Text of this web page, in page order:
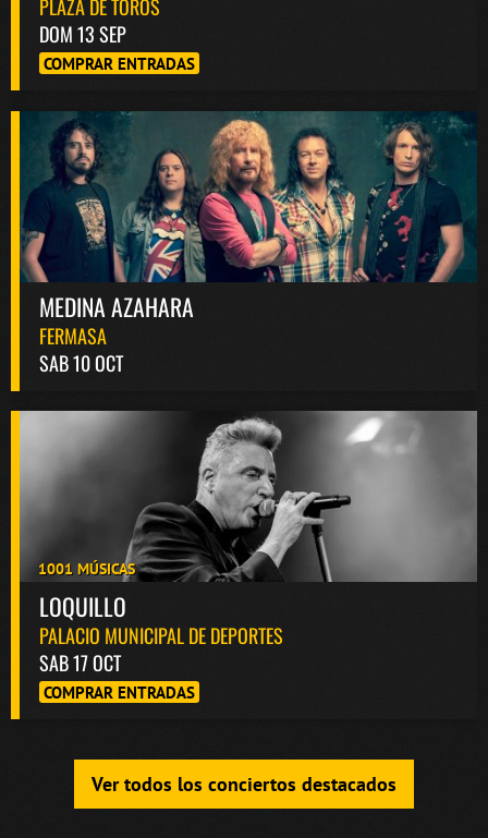
PLAZA DE TOROS
DOM 13 SEP
COMPRAR ENTRADAS
MEDINA AZAHARA
FERMASA
SAB 10 OCT
1001 MÚSICAS
LOQUILLO
PALACIO MUNICIPAL DE DEPORTES
SAB 17 OCT
COMPRAR ENTRADAS
Ver todos los conciertos destacados